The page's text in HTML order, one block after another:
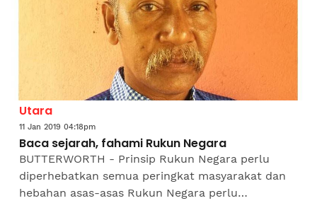
Utara
11 Jan 2019 04:18pm
Baca sejarah, fahami Rukun Negara
BUTTERWORTH - Prinsip Rukun Negara perlu
diperhebatkan semua peringkat masyarakat dan
hebahan asas-asas Rukun Negara perlu